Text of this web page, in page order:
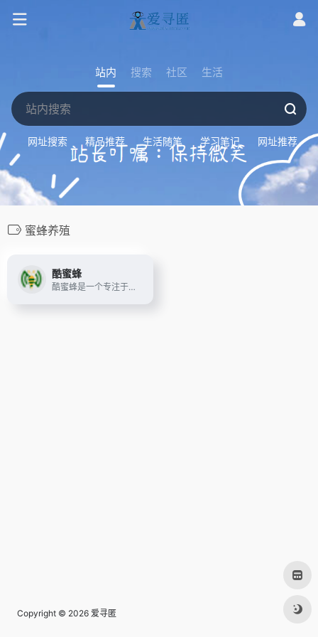
站内 搜索 社区 生活
网址搜索 精品推荐 生活随笔 学习笔记 网址推荐
蜜蜂养殖
酷蜜蜂
酷蜜蜂是一个专注于蜜蜂养殖和养蜂技术的网站，主要内容包括蜜蜂的基本知识、蜜蜂的养殖技术及蜂蜜、蜂王浆、蜂胶、蜂花粉等蜂产品的相关信息！
Copyright © 2026 爱寻匿